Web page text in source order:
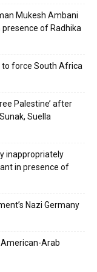
Mukesh Ambani
of Radhika
to force South Africa
Palestine’ after
Suella
inappropriately
in presence of
Nazi Germany
American-Arab